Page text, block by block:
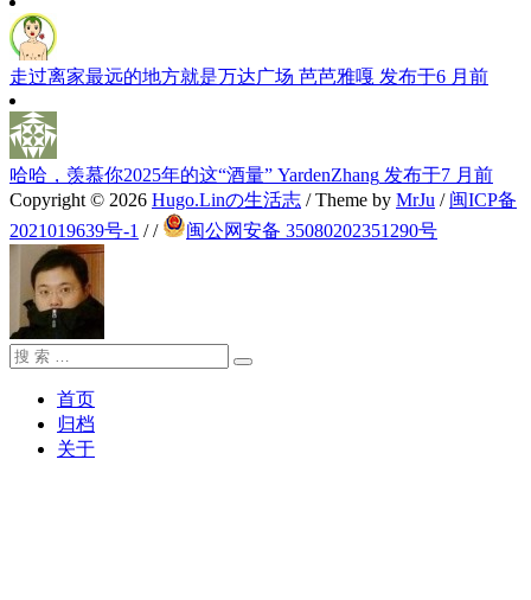
走过离家最远的地方就是万达广场 芭芭雅嘎 发布于6 月前
哈哈，羡慕你2025年的这“酒量” YardenZhang 发布于7 月前
Copyright © 2026 Hugo.Linの生活志 / Theme by MrJu / 闽ICP备
2021019639号-1 // 闽公网安备 35080202351290号
搜
搜
首页
归档
关于